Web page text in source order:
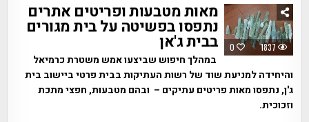
0 1837
מאות מטבעות ופריטים אתרים
נתפסו בפשיטה על בית מגורים
בבית ג'אן
במהלך חיפוש שביצעו אמש משטרת כרמיאל
והיחידה למניעת שוד של רשות העתיקות בבית פרטי ביישוב בית
ג'ן, נתפסו מאות פריטים עתיקים – ובהם מטבעות, חפצי מתכת
וזכוכית.